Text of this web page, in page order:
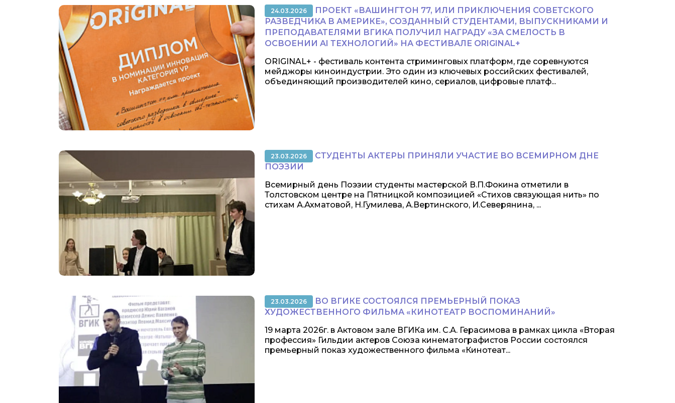
24.03.2026
ПРОЕКТ «ВАШИНГТОН 77, ИЛИ ПРИКЛЮЧЕНИЯ СОВЕТСКОГО
РАЗВЕДЧИКА В АМЕРИКЕ», СОЗДАННЫЙ СТУДЕНТАМИ, ВЫПУСКНИКАМИ И
ПРЕПОДАВАТЕЛЯМИ ВГИКА ПОЛУЧИЛ НАГРАДУ «ЗА СМЕЛОСТЬ В
ОСВОЕНИИ AI ТЕХНОЛОГИЙ» НА ФЕСТИВАЛЕ ORIGINAL+
ORIGINAL+ - фестиваль контента стриминговых платформ, где соревнуются
мейджоры киноиндустрии. Это один из ключевых российских фестивалей,
объединяющий производителей кино, сериалов, цифровые платф...
23.03.2026
СТУДЕНТЫ АКТЕРЫ ПРИНЯЛИ УЧАСТИЕ ВО ВСЕМИРНОМ ДНЕ
ПОЭЗИИ
Всемирный день Поэзии студенты мастерской В.П.Фокина отметили в
Толстовском центре на Пятницкой композицией «Стихов связующая нить» по
стихам А.Ахматовой, Н.Гумилева, А.Вертинского, И.Северянина, ...
23.03.2026
ВО ВГИКЕ СОСТОЯЛСЯ ПРЕМЬЕРНЫЙ ПОКАЗ
ХУДОЖЕСТВЕННОГО ФИЛЬМА «КИНОТЕАТР ВОСПОМИНАНИЙ»
19 марта 2026г. в Актовом зале ВГИКа им. С.А. Герасимова в рамках цикла «Вторая
профессия» Гильдии актеров Союза кинематографистов России состоялся
премьерный показ художественного фильма «Кинотеат...